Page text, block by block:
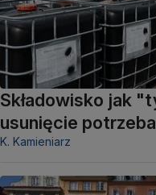
Składowisko jak
usunięcie
K. Kamieniarz